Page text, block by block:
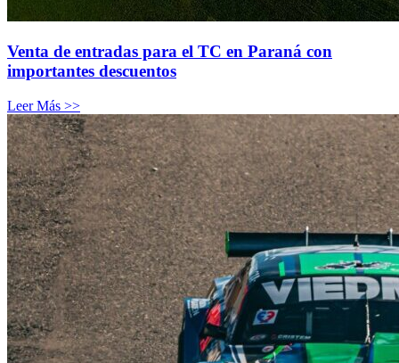
Venta de entradas para el TC en Paraná con
importantes descuentos
Leer Más >>